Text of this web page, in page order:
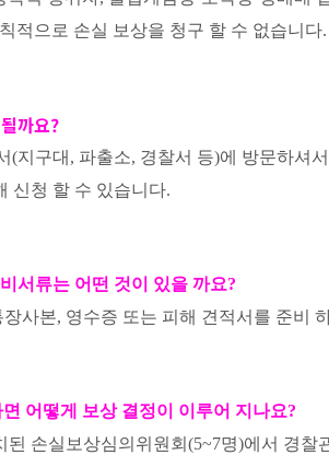
적으로 손실 보상을 청구 할 수 없습니다.
까요?
(지구대, 파출소, 경찰서 등)에 방문하셔
신청 할 수 있습니다.
서류는 어떤 것이 있을 까요?
사본, 영수증 또는 피해 견적서를 준비
어떻게 보상 결정이 이루어 지나요?
된 손실보상심의위원회(5~7명)에서 경찰